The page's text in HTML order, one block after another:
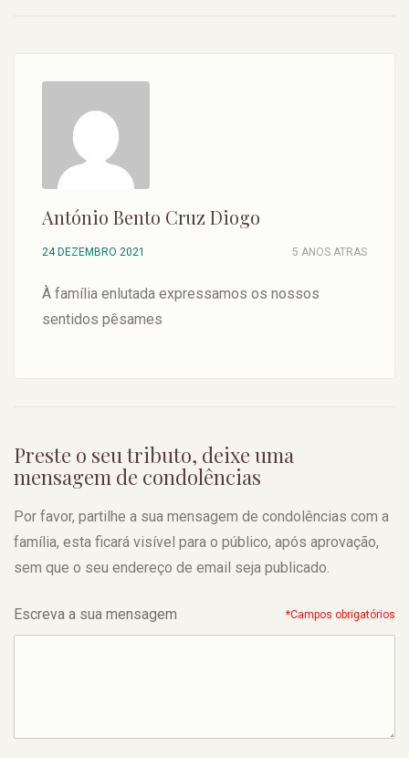
António Bento Cruz Diogo
24 DEZEMBRO 2021 5 ANOS ATRAS
À família enlutada expressamos os nossos
sentidos pêsames
Preste o seu tributo, deixe uma
mensagem de condolências
Por favor, partilhe a sua mensagem de condolências com a
família, esta ficará visível para o público, após aprovação,
sem que o seu endereço de email seja publicado.
Escreva a sua mensagem *Campos obrigatórios